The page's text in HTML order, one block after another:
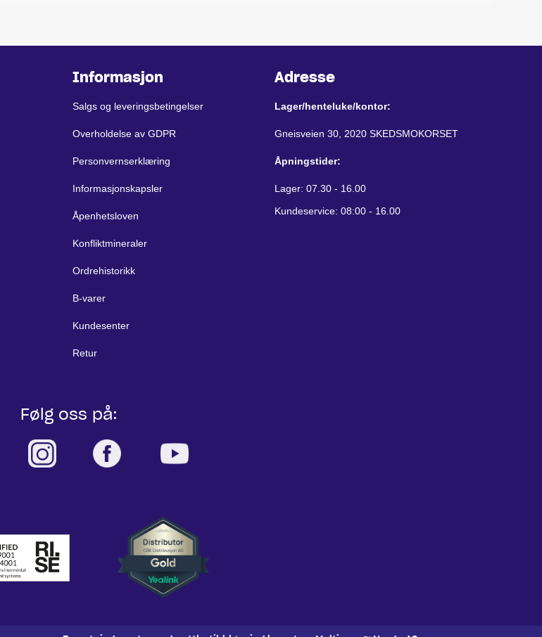
Informasjon
Salgs og leveringsbetingelser
Overholdelse av GDPR
Personvernserklæring
Informasjonskapsler
Åpenhetsloven
Konfliktmineraler
Ordrehistorikk
B-varer
Kundesenter
Retur
Adresse
Lager/henteluke/kontor:
Gneisveien 30, 2020 SKEDSMOKORSET
Åpningstider:
Lager: 07.30 - 16.00
Kundeservice: 08:00 - 16.00
Følg oss på: